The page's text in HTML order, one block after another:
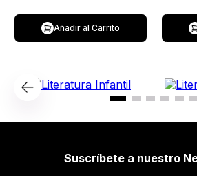
Añadir al Carrito
Suscríbete a nuestro